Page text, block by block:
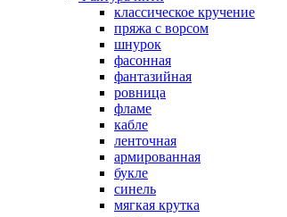
классическое кручение
пряжа с ворсом
шнурок
фасонная
фантазийная
ровница
фламе
кабле
ленточная
армированная
букле
синель
мягкая крутка